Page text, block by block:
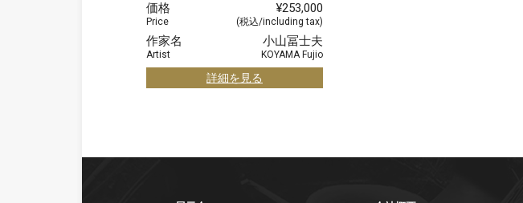
価格
Price
¥253,000
(税込/including tax)
作家名
Artist
小山冨士夫
KOYAMA Fujio
詳細を見る